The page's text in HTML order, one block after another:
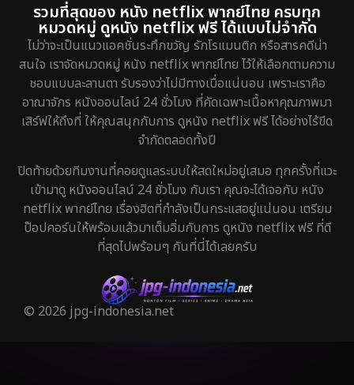
รวมที่สุดของ หนัง netflix พากย์ไทย ครบทุก
หมวดหมู่ ดูหนัง netflix ฟรี ได้แบบไม่จำกัด
ไม่ว่าจะเป็นแนวแอคชั่นระทึกขวัญ รักโรแมนติก หรือสารคดีน่า
สนใจ เราจัดหมวดหมู่ หนัง netflix พากย์ไทย ไว้ให้เลือกตามความ
ชอบแบบละลานตา รับรองว่าไม่มีทางเบื่อแน่นอน เพราะเราคือ
อาณาจักร หนังออนไลน์ 24 ชั่วโมง ที่คัดเฉพาะเนื้อหาคุณภาพมา
เสิร์ฟให้ถึงที่ ให้คุณสนุกกับการ ดูหนัง netflix ฟรี ได้อย่างไร้ขีด
จำกัดตลอดทั้งปี
ปิดท้ายด้วยทีมงานที่คอยดูแลระบบให้สดใหม่อยู่เสมอ ทุกครั้งที่แวะ
เข้ามาดู หนังออนไลน์ 24 ชั่วโมง กับเรา คุณจะได้เจอกับ หนัง
netflix พากย์ไทย เรื่องฮิตที่กำลังเป็นกระแสอยู่แน่นอน เตรียม
ป๊อปคอร์นให้พร้อมแล้วมาเต็มอิ่มกับการ ดูหนัง netflix ฟรี ที่ดี
ที่สุดไปพร้อมๆ กันที่นี่ได้เลยครับ
© 2026 jpg-indonesia.net